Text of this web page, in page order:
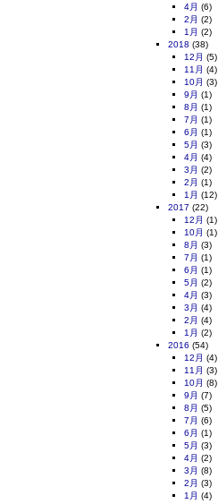
4月 (6)
2月 (2)
1月 (2)
2018 (38)
12月 (5)
11月 (4)
10月 (3)
9月 (1)
8月 (1)
7月 (1)
6月 (1)
5月 (3)
4月 (4)
3月 (2)
2月 (1)
1月 (12)
2017 (22)
12月 (1)
10月 (1)
8月 (3)
7月 (1)
6月 (1)
5月 (2)
4月 (3)
3月 (4)
2月 (4)
1月 (2)
2016 (54)
12月 (4)
11月 (3)
10月 (8)
9月 (7)
8月 (5)
7月 (6)
6月 (1)
5月 (3)
4月 (2)
3月 (8)
2月 (3)
1月 (4)